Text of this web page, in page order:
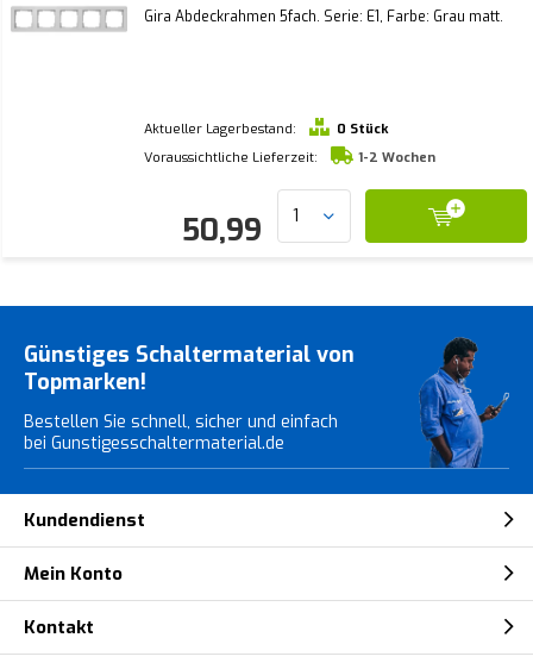
Gira Abdeckrahmen 5fach. Serie: E1, Farbe: Grau matt.
Aktueller Lagerbestand:
0 Stück
Voraussichtliche Lieferzeit:
1-2 Wochen
50,99
Günstiges Schaltermaterial von
Topmarken!
Bestellen Sie schnell, sicher und einfach
bei Gunstigesschaltermaterial.de
Kundendienst
Mein Konto
Kontakt